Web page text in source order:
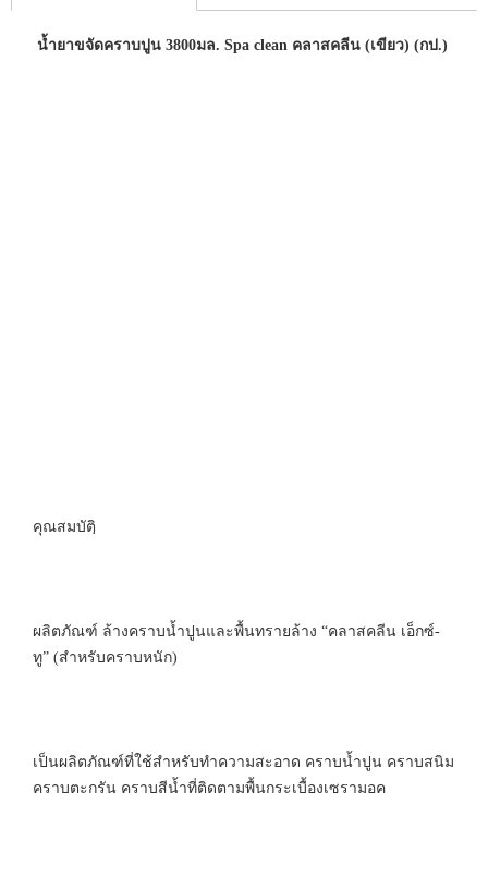
น้ำยาขจัดคราบปูน 3800มล. Spa clean คลาสคลีน (เขียว) (กป.)
คุณสมบัตฺิ
ผลิตภัณฑ์ ล้างคราบน้ำปูนและพื้นทรายล้าง “คลาสคลีน เอ็กซ์-
ทู” (สำหรับคราบหนัก)
เป็นผลิตภัณฑ์ที่ใช้สำหรับทำความสะอาด คราบน้ำปูน คราบสนิม
คราบตะกรัน คราบสีน้ำที่ติดตามพื้นกระเบื้องเซรามอค